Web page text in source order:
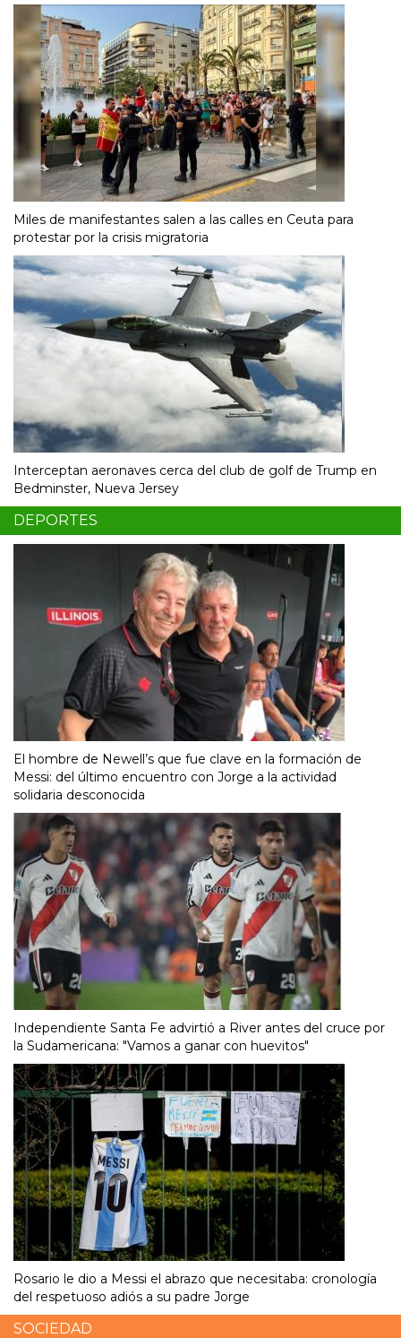
Miles de manifestantes salen a las calles en Ceuta para
protestar por la crisis migratoria
Interceptan aeronaves cerca del club de golf de Trump en
Bedminster, Nueva Jersey
DEPORTES
El hombre de Newell’s que fue clave en la formación de
Messi: del último encuentro con Jorge a la actividad
solidaria desconocida
Independiente Santa Fe advirtió a River antes del cruce por
la Sudamericana: "Vamos a ganar con huevitos"
Rosario le dio a Messi el abrazo que necesitaba: cronología
del respetuoso adiós a su padre Jorge
SOCIEDAD